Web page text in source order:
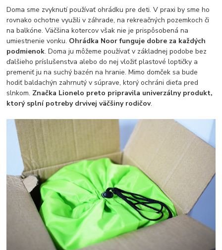
Doma sme zvyknutí používať ohrádku pre deti. V praxi by sme ho
rovnako ochotne využili v záhrade, na rekreačných pozemkoch či
na balkóne. Väčšina kotercov však nie je prispôsobená na
umiestnenie vonku. Ohrádka Noor funguje dobre za každých
podmienok. Doma ju môžeme používať v základnej podobe bez
ďalšieho príslušenstva alebo do nej vložiť plastové loptičky a
premeniť ju na suchý bazén na hranie. Mimo domček sa bude
hodiť baldachýn zahrnutý v súprave, ktorý ochráni dieťa pred
slnkom. Značka Lionelo preto pripravila univerzálny produkt,
ktorý splní potreby drvivej väčšiny rodičov.